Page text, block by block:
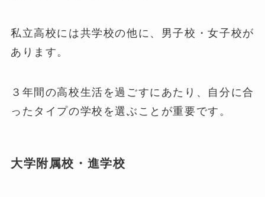
私立高校には共学校の他に、男子校・女子校が
あります。
３年間の高校生活を過ごすにあたり、自分に合
ったタイプの学校を選ぶことが重要です。
大学附属校・進学校